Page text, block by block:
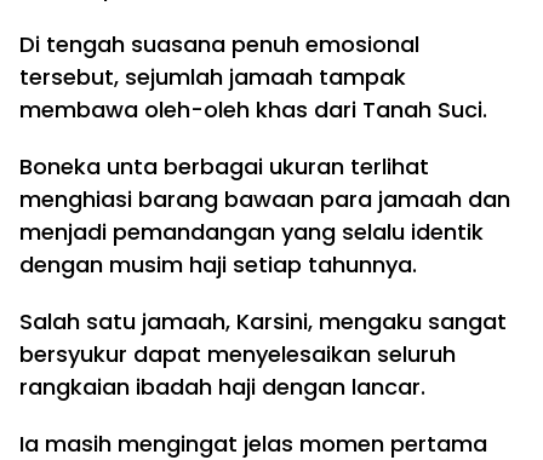
Di tengah suasana penuh emosional
tersebut, sejumlah jamaah tampak
membawa oleh-oleh khas dari Tanah Suci.
Boneka unta berbagai ukuran terlihat
menghiasi barang bawaan para jamaah dan
menjadi pemandangan yang selalu identik
dengan musim haji setiap tahunnya.
Salah satu jamaah, Karsini, mengaku sangat
bersyukur dapat menyelesaikan seluruh
rangkaian ibadah haji dengan lancar.
Ia masih mengingat jelas momen pertama